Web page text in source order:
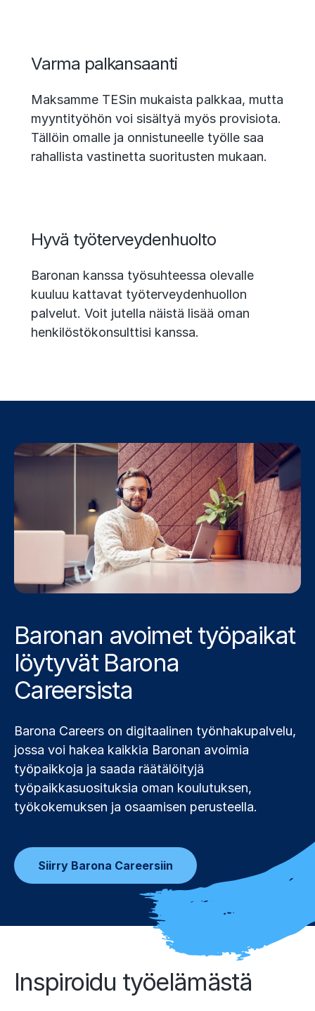
Varma palkansaanti
Maksamme TESin mukaista palkkaa, mutta
myyntityöhön voi sisältyä myös provisiota.
Tällöin omalle ja onnistuneelle työlle saa
rahallista vastinetta suoritusten mukaan.
Hyvä työterveydenhuolto
Baronan kanssa työsuhteessa olevalle
kuuluu kattavat työterveydenhuollon
palvelut. Voit jutella näistä lisää oman
henkilöstökonsulttisi kanssa.
Baronan avoimet työpaikat
löytyvät Barona
Careersista
Barona Careers on digitaalinen työnhakupalvelu,
jossa voi hakea kaikkia Baronan avoimia
työpaikkoja ja saada räätälöityjä
työpaikkasuosituksia oman koulutuksen,
työkokemuksen ja osaamisen perusteella.
Siirry Barona Careersiin
Inspiroidu työelämästä